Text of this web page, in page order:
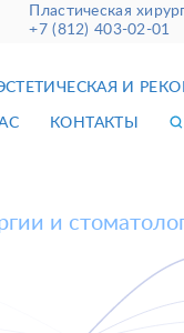
Пластическая
+7 (812) 403-02-01
И
КОНТАКТЫ
и